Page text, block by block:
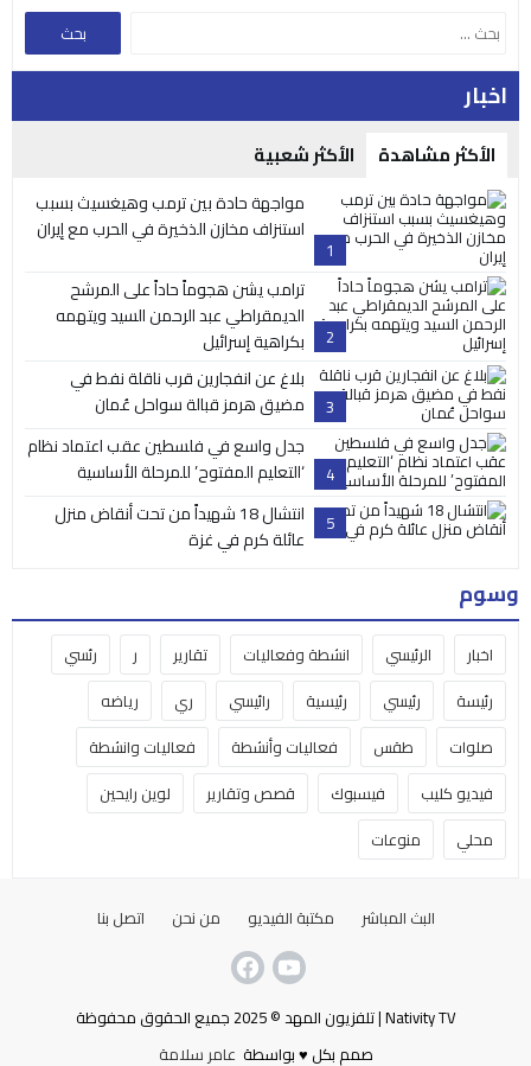
اخبار
الأكثر مشاهدة الأكثر شعبية
1
مواجهة حادة بين ترمب وهيغسيث بسبب
استنزاف مخازن الذخيرة في الحرب مع إيران
2
ترامب يشن هجوماً حاداً على المرشح
الديمقراطي عبد الرحمن السيد ويتهمه
بكراهية إسرائيل
3
بلاغ عن انفجارين قرب ناقلة نفط في
مضيق هرمز قبالة سواحل عُمان
4
جدل واسع في فلسطين عقب اعتماد نظام
‘التعليم المفتوح’ للمرحلة الأساسية
5
انتشال 18 شهيداً من تحت أنقاض منزل
عائلة كرم في غزة
وسوم
اخبار الرئيسي انشطة وفعاليات تقارير ر
رئسي
رئيسة
رئيسي رئيسية رائيسي ري
رياضه
صلوات
طقس فعاليات وأنشطة
فعاليات وانشطة
فيديو كليب
فيسبوك قصص وتقارير
لوين رايحين
محلي
منوعات
البث المباشر مكتبة الفيديو من نحن اتصل بنا
Nativity TV | تلفزيون المهد © 2025 جميع الحقوق محفوظة
صمم بكل ♥ بواسطة عامر سلامة